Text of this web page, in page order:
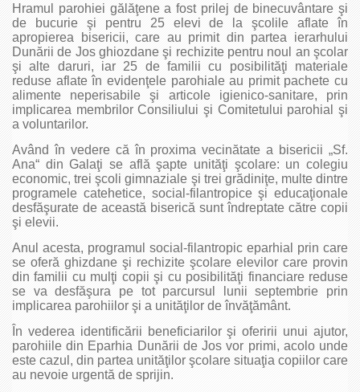
Hramul parohiei gălăţene a fost prilej de binecuvântare şi
de bucurie şi pentru 25 elevi de la şcolile aflate în
apropierea bisericii, care au primit din partea ierarhului
Dunării de Jos ghiozdane şi rechizite pentru noul an şcolar
şi alte daruri, iar 25 de familii cu posibilităţi materiale
reduse aflate în evidenţele parohiale au primit pachete cu
alimente neperisabile şi articole igienico-sanitare, prin
implicarea membrilor Consiliului şi Comitetului parohial şi
a voluntarilor.
Având în vedere că în proxima vecinătate a bisericii „Sf.
Ana“ din Galaţi se află şapte unităţi şcolare: un colegiu
economic, trei şcoli gimnaziale şi trei grădiniţe, multe dintre
programele catehetice, social-filantropice şi educaţionale
desfăşurate de această biserică sunt îndreptate către copii
şi elevii.
Anul acesta, programul social-filantropic eparhial prin care
se oferă ghizdane şi rechizite şcolare elevilor care provin
din familii cu mulţi copii şi cu posibilităţi financiare reduse
se va desfăşura pe tot parcursul lunii septembrie prin
implicarea parohiilor şi a unităţilor de învăţământ.
În vederea identificării beneficiarilor şi oferirii unui ajutor,
parohiile din Eparhia Dunării de Jos vor primi, acolo unde
este cazul, din partea unităţilor şcolare situaţia copiilor care
au nevoie urgentă de sprijin.